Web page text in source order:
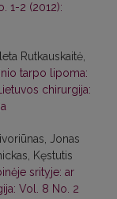
1-2 (2012):
Rutkauskaitė,
tarpo lipoma:
Lietuvos chirurgija:
Jonas
Kęstutis
srityje: ar
Vol. 8 No. 2